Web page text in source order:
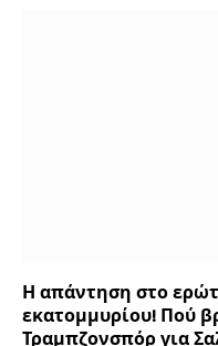
Η απάντηση στο
εκατομμυρίου! Πού
Τραμπζονσπόρ για